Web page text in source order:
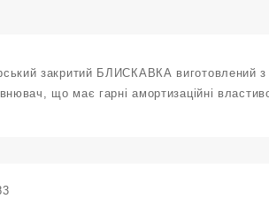
закритий БЛИСКАВКА виготовлений з
що має гарні амортизаційні